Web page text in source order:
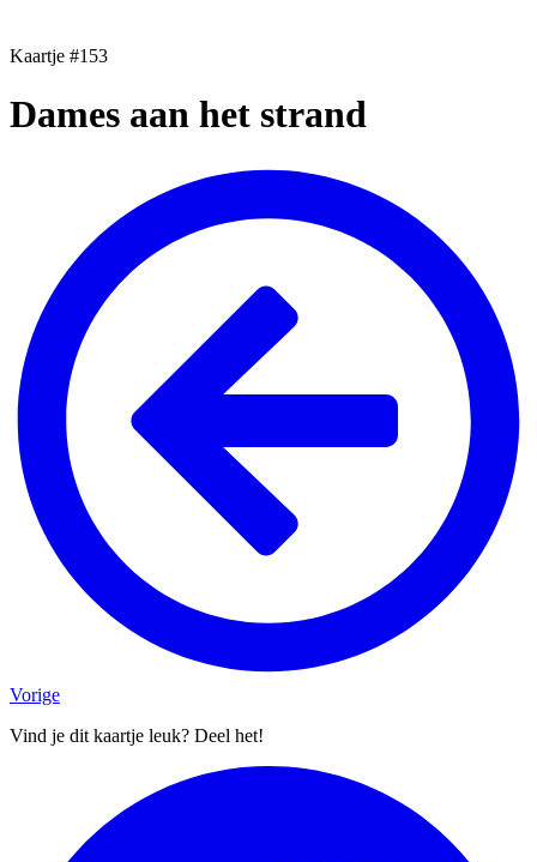
Kaartje #153
Dames aan het strand
Vorige
Vind je dit kaartje leuk? Deel het!